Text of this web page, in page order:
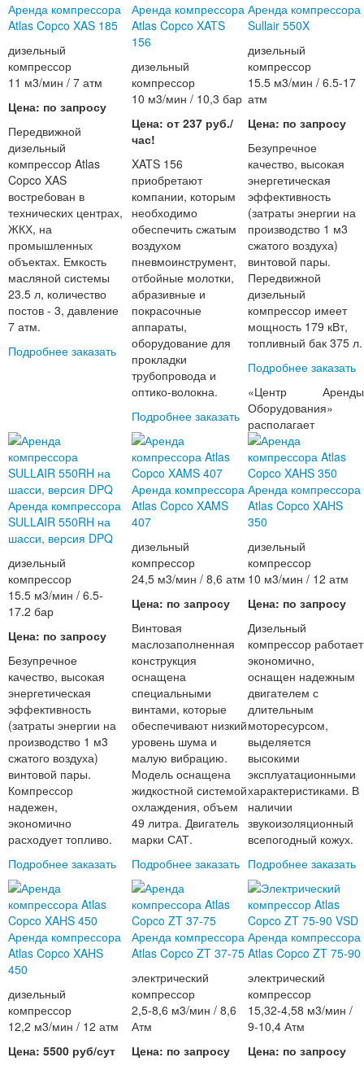
Аренда компрессора
Atlas Copco XAS 185
дизельный
компрессор
11 м3/мин / 7 атм
Цена: по запросу
Передвижной
дизельный
компрессор Atlas
Copco XAS
востребован в
технических центрах,
ЖКХ, на
промышленных
объектах. Емкость
масляной системы
23.5 л, количество
постов - 3, давление
7 атм.
Подробнее заказать
Аренда компрессора
Atlas Copco XATS
156
дизельный
компрессор
10 м3/мин / 10,3 бар
Цена: от 237 руб./
час!
XATS 156
приобретают
компании, которым
необходимо
обеспечить сжатым
воздухом
пневмоинструмент,
отбойные молотки,
абразивные и
покрасочные
аппараты,
оборудование для
прокладки
трубопровода и
оптико-волокна.
Подробнее заказать
Аренда компрессора
Sullair 550X
дизельный
компрессор
15.5 м3/мин / 6.5-17
атм
Цена: по запросу
Безупречное
качество, высокая
энергетическая
эффективность
(затраты энергии на
производство 1 м3
сжатого воздуха)
винтовой пары.
Передвижной
дизельный
компрессор имеет
мощность 179 кВт,
топливный бак 375 л.
Подробнее заказать
Аренда компрессора
SULLAIR 550RH на
шасси, версия DPQ
дизельный
компрессор
15.5 м3/мин / 6.5-
17.2 бар
Цена: по запросу
Безупречное
качество, высокая
энергетическая
эффективность
(затраты энергии на
производство 1 м3
сжатого воздуха)
винтовой пары.
Компрессор
надежен,
экономично
расходует топливо.
Подробнее заказать
Аренда компрессора
Atlas Copco XAMS
407
дизельный
компрессор
24,5 м3/мин / 8,6 атм
Цена: по запросу
Винтовая
маслозаполненная
конструкция
оснащена
специальными
винтами, которые
обеспечивают низкий
уровень шума и
малую вибрацию.
Модель оснащена
жидкостной системой
охлаждения, объем
49 литра. Двигатель
марки САТ.
Подробнее заказать
Аренда компрессора
Atlas Copco XAHS
350
дизельный
компрессор
10 м3/мин / 12 атм
Цена: по запросу
Дизельный
компрессор работает
экономично,
оснащен надежным
двигателем с
длительным
моторесурсом,
выделяется
высокими
эксплуатационными
характеристиками. В
наличии
звукоизоляционный
всепогодный кожух.
Подробнее заказать
Аренда компрессора
Atlas Copco XAHS
450
дизельный
компрессор
12,2 м3/мин / 12 атм
Цена: 5500 руб/сут
Аренда компрессора
Atlas Copco ZT 37-75
электрический
компрессор
2,5-8,6 м3/мин / 8,6
Атм
Цена: по запросу
Аренда компрессора
Atlas Copco ZT 75-90
электрический
компрессор
15,32-4,58 м3/мин /
9-10,4 Атм
Цена: по запросу
«Центр Аренды
Оборудования»
располагает